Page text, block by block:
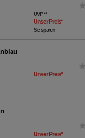
UVP**
Unser Preis*
Sie sparen
Unser Preis*
Unser Preis*